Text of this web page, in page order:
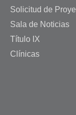
Solicitud de
Sala de Noticias
Título IX
Clínicas